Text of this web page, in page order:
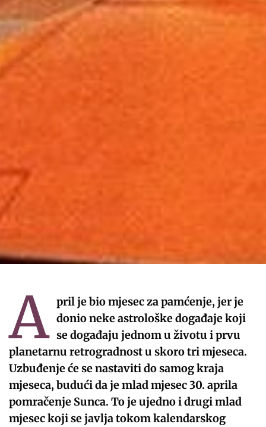
A pril je bio mjesec za pamćenje, jer je
donio neke astrološke događaje koji
se događaju jednom u životu i prvu
planetarnu retrogradnost u skoro tri mjeseca.
Uzbuđenje će se nastaviti do samog kraja
mjeseca, budući da je mlad mjesec 30. aprila
pomračenje Sunca. To je ujedno i drugi mlad
mjesec koji se javlja tokom kalendarskog